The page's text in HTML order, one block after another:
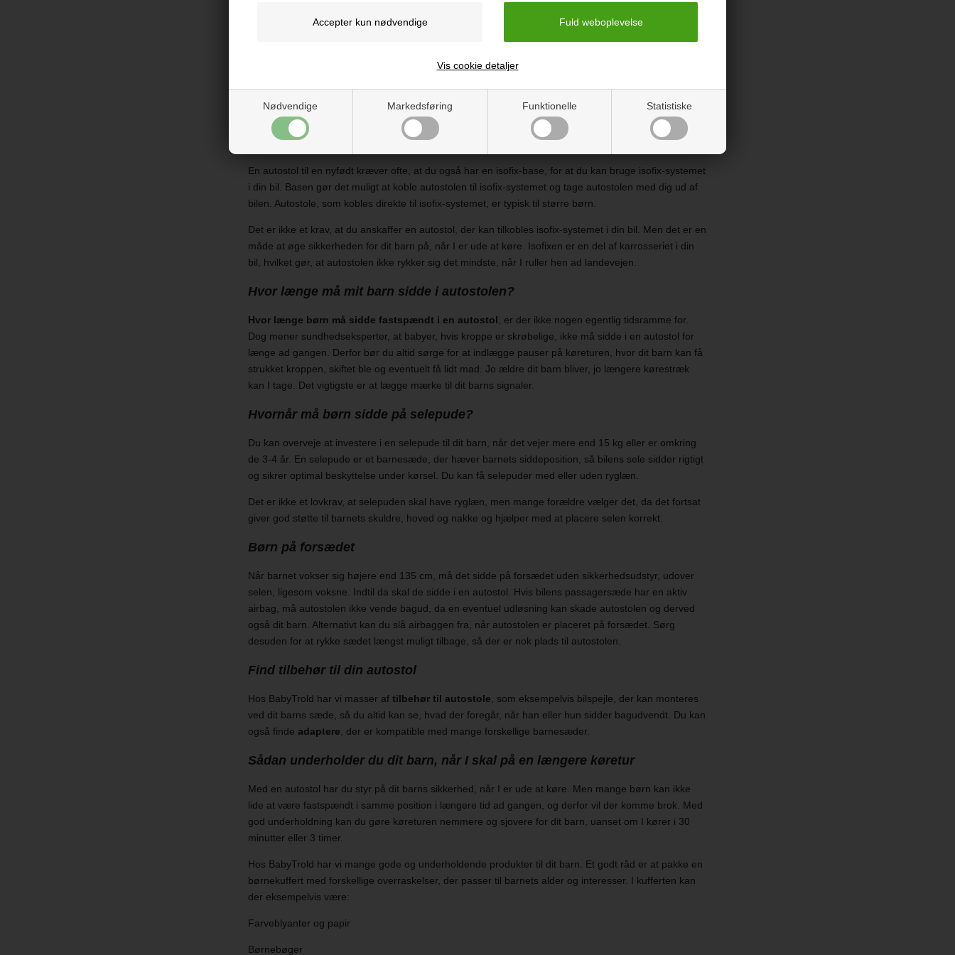
Nødvendige Markedsføring Funktionelle Statistiske
Vis cookie detaljer
Det mest optimale er altså at beholde bagudvendte autostole, indtil dit barn ikke længere har plads til
Vælg en autostol med isofix – det er den sikreste løsning
du sikkert stødt på begrebet
isofix. Isofix er to beslag, der sidder mellem sæderne i bilen, og som din
autostol kan spændes fast til. Siden år 2000 har det været standard i alle nye biler, så det er meget
En autostol til en nyfødt kræver ofte, at du også har en isofix-base, for at du kan bruge isofix-systemet
i din bil. Basen gør det muligt at koble autostolen til isofix-systemet og tage autostolen med dig ud af
bilen. Autostole, som kobles direkte til isofix-systemet, er typisk til større børn.
Det er ikke et krav, at du anskaffer en autostol, der kan tilkobles isofix-systemet i din bil. Men det er en
måde at øge sikkerheden for dit barn på, når I er ude at køre. Isofixen er en del af karrosseriet i din
bil, hvilket gør, at autostolen ikke rykker sig det mindste, når I ruller hen ad landevejen.
Hvor længe må mit barn sidde i autostolen?
Hvor længe børn må sidde fastspændt i en autostol , er der ikke nogen egentlig tidsramme for.
Dog mener sundhedseksperter, at babyer, hvis kroppe er skrøbelige, ikke må sidde i en autostol for
længe ad gangen. Derfor bør du altid sørge for at indlægge pauser på køreturen, hvor dit barn kan få
strukket kroppen, skiftet ble og eventuelt få lidt mad. Jo ældre dit barn bliver, jo længere kørestræk
kan I tage. Det vigtigste er at lægge mærke til dit barns signaler.
Hvornår må børn sidde på selepude?
Du kan overveje at investere i en selepude til dit barn, når det vejer mere end 15 kg eller er omkring
de 3-4 år. En selepude er et barnesæde, der hæver barnets siddeposition, så bilens sele sidder rigtigt
og sikrer optimal beskyttelse under kørsel. Du kan få selepuder med eller uden ryglæn.
Det er ikke et lovkrav, at selepuden skal have ryglæn, men mange forældre vælger det, da det fortsat
giver god støtte til barnets skuldre, hoved og nakke og hjælper med at placere selen korrekt.
Børn på forsædet
Når barnet vokser sig højere end 135 cm, må det sidde på forsædet uden sikkerhedsudstyr, udover
selen, ligesom voksne. Indtil da skal de sidde i en autostol. Hvis bilens passagersæde har en aktiv
airbag, må autostolen ikke vende bagud, da en eventuel udløsning kan skade autostolen og derved
også dit barn. Alternativt kan du slå airbaggen fra, når autostolen er placeret på forsædet. Sørg
desuden for at rykke sædet længst muligt tilbage, så der er nok plads til autostolen.
Find tilbehør til din autostol
Hos BabyTrold har vi masser aftilbehør til autostole , som eksempelvis bilspejle, der kan monteres
ved dit barns sæde, så du altid kan se, hvad der foregår, når han eller hun sidder bagudvendt. Du kan
også finde adaptere , der er kompatible med mange forskellige barnesæder.
Sådan underholder du dit barn, når I skal på en længere køretur
Med en autostol har du styr på dit barns sikkerhed, når I er ude at køre. Men mange børn kan ikke
lide at være fastspændt i samme position i længere tid ad gangen, og derfor vil der komme brok. Med
god underholdning kan du gøre køreturen nemmere og sjovere for dit barn, uanset om I kører i 30
minutter eller 3 timer.
Hos BabyTrold har vi mange gode og underholdende produkter til dit barn. Et godt råd er at pakke en
børnekuffert med forskellige overraskelser, der passer til barnets alder og interesser. I kufferten kan
der eksempelvis være:
Farveblyanter og papir
Børnebøger